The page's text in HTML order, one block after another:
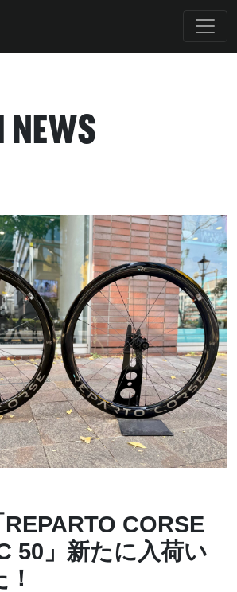
NEWS
REPARTO CORSE
50」新たに入荷い